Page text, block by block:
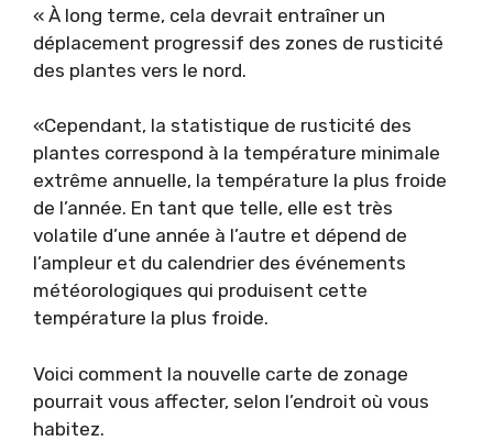
« À long terme, cela devrait entraîner un
déplacement progressif des zones de rusticité
des plantes vers le nord.
«Cependant, la statistique de rusticité des
plantes correspond à la température minimale
extrême annuelle, la température la plus froide
de l’année. En tant que telle, elle est très
volatile d’une année à l’autre et dépend de
l’ampleur et du calendrier des événements
météorologiques qui produisent cette
température la plus froide.
Voici comment la nouvelle carte de zonage
pourrait vous affecter, selon l’endroit où vous
habitez.